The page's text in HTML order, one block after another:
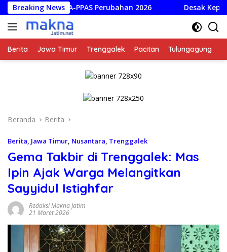
Langsung
ke
konten
Breaking News
PPAS Perubahan 2026 Desak Kepastian Hukum
Berita Jawa Timur Trenggalek Pacitan Tulungagung
Beranda Berita
Berita Jawa Timur Nusantara Trenggalek
Gema Takbir di Trenggalek: Mas
Ipin Ajak Warga Melangitkan
Sayyidul Istighfar
Redaksi Makna Jatim
21 Maret 2026